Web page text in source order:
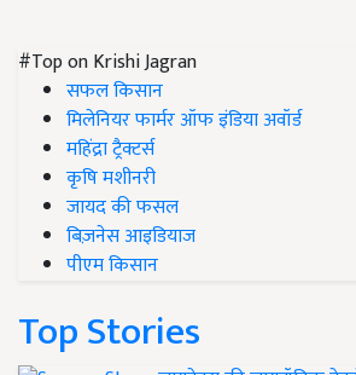
#Top on Krishi Jagran
सफल किसान
मिलेनियर फार्मर ऑफ इंडिया अवॉर्ड
महिंद्रा ट्रैक्टर्स
कृषि मशीनरी
जायद की फसल
बिज़नेस आइडियाज
पीएम किसान
Top Stories